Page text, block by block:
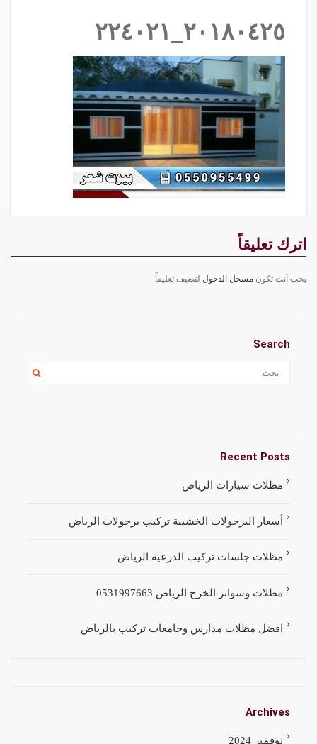
٢٠١٨٠٤٢٥_٢٢٤٠٢١
اترك تعليقاً
يجب أنت تكون مسجل الدخول لتضيف تعليقاً.
Search
Recent Posts
مظلات سيارات الرياض
أسعار البرجولات الخشبية تركيب برجولات الرياض
مظلات جلسات تركيب الدرعية الرياض
مظلات وسواتر الخرج الرياض 0531997663
افضل مظلات مدارس وجامعات تركيب بالرياض
Archives
نوفمبر 2024